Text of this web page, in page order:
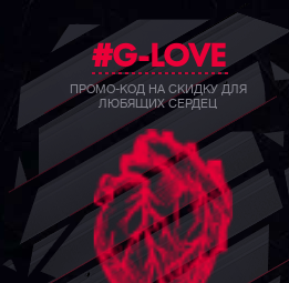
#G-LOVE
ПРОМО-КОД НА СКИДКУ ДЛЯ
ЛЮБЯЩИХ СЕРДЕЦ